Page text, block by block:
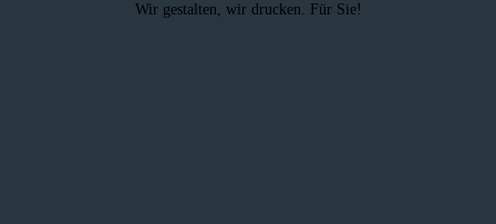
Wir gestalten, wir drucken. Für Sie!